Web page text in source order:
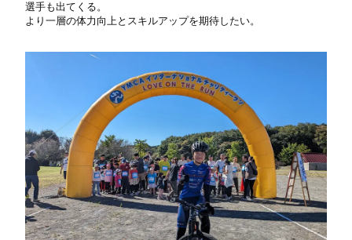
選手も出てくる。
より一層の体力向上とスキルアップを期待したい。